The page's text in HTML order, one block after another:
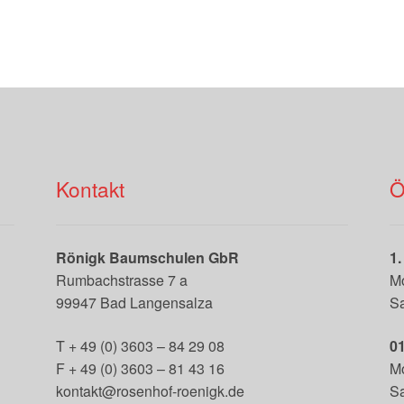
können
Kontakt
Rönigk Baumschulen GbR
Rumbachstrasse 7 a
99947 Bad Langensalza
T + 49 (0) 3603 – 84 29 08
F + 49 (0) 3603 – 81 43 16
kontakt@rosenhof-roenigk.de